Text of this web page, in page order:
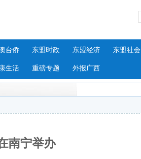
台侨 东盟时政 东盟经济 东盟社会
生活 重磅专题 外报广西
南宁举办